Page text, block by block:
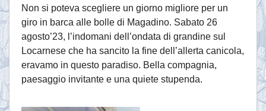
Non si poteva scegliere un giorno migliore per un
giro in barca alle bolle di Magadino. Sabato 26
agosto’23, l’indomani dell’ondata di grandine sul
Locarnese che ha sancito la fine dell’allerta canicola,
eravamo in questo paradiso. Bella compagnia,
paesaggio invitante e una quiete stupenda.